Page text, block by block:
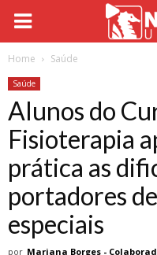
Home Saúde
Saúde
Alunos do
Fisioterapia
prática as
portadores
especiais
por Mariana Borges -